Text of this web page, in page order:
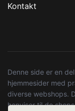
Kontakt
Denne side er en
hjemmesider med
diverse webshops.
henviser til de